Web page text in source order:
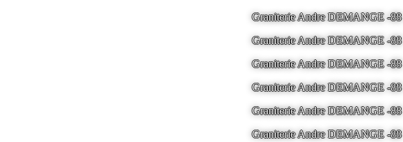
Graniterie Andre DEMANGE -88
Graniterie Andre DEMANGE -88
Graniterie Andre DEMANGE -88
Graniterie Andre DEMANGE -88
Graniterie Andre DEMANGE -88
Graniterie Andre DEMANGE -88